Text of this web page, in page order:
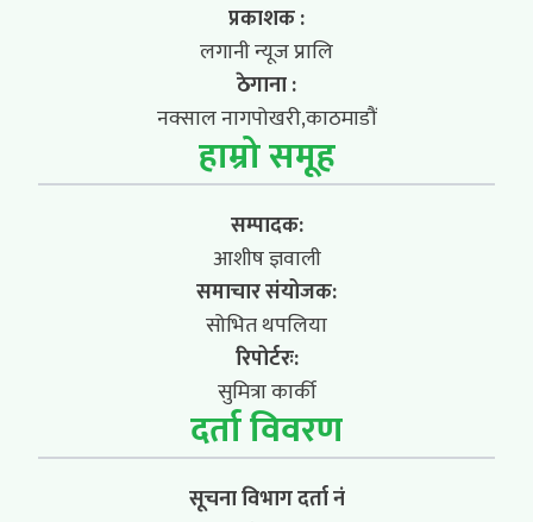
प्रकाशक :
लगानी न्यूज प्रालि
ठेगाना :
नक्साल नागपोखरी,काठमाडौं
हाम्रो समूह
सम्पादक:
आशीष ज्ञवाली
समाचार संयोजक:
सोभित थपलिया
रिपोर्टरः:
सुमित्रा कार्की
दर्ता विवरण
सूचना विभाग दर्ता नं